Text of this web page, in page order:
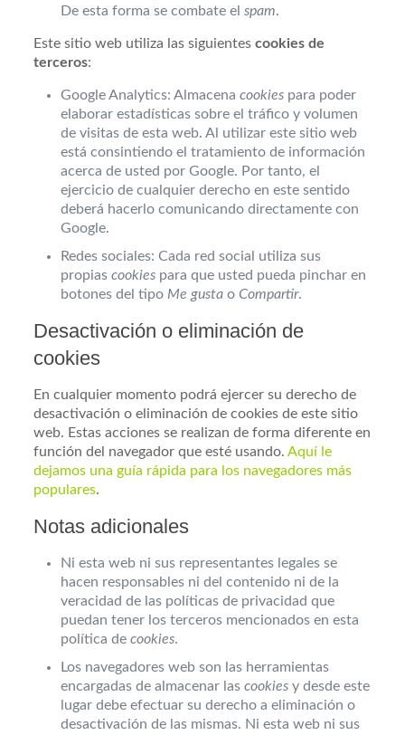
De esta forma se combate elspam.
Este sitio web utiliza las siguientescookies de
terceros:
Google Analytics: Almacenacookies para poder
elaborar estadísticas sobre el tráfico y volumen
de visitas de esta web. Al utilizar este sitio web
está consintiendo el tratamiento de información
acerca de usted por Google. Por tanto, el
ejercicio de cualquier derecho en este sentido
deberá hacerlo comunicando directamente con
Google.
Redes sociales: Cada red social utiliza sus
propiascookies para que usted pueda pinchar en
botones del tipo Me gusta oCompartir.
Desactivación o eliminación de
cookies
En cualquier momento podrá ejercer su derecho de
desactivación o eliminación de cookies de este sitio
web. Estas acciones se realizan de forma diferente en
función del navegador que esté usando.Aquí le
dejamos una guía rápida para los navegadores más
populares.
Notas adicionales
Ni esta web ni sus representantes legales se
hacen responsables ni del contenido ni de la
veracidad de las políticas de privacidad que
puedan tener los terceros mencionados en esta
política decookies.
Los navegadores web son las herramientas
encargadas de almacenar lascookies y desde este
lugar debe efectuar su derecho a eliminación o
desactivación de las mismas. Ni esta web ni sus